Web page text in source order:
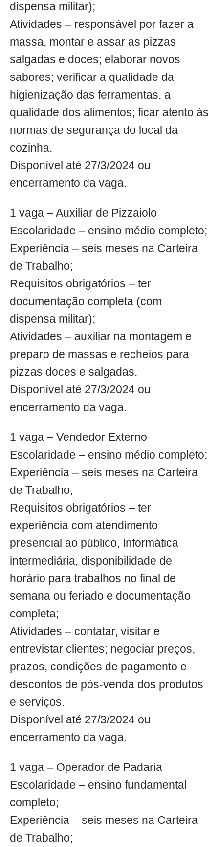
dispensa militar);
Atividades – responsável por fazer a
massa, montar e assar as pizzas
salgadas e doces; elaborar novos
sabores; verificar a qualidade da
higienização das ferramentas, a
qualidade dos alimentos; ficar atento às
normas de segurança do local da
cozinha.
Disponível até 27/3/2024 ou
encerramento da vaga.
1 vaga – Auxiliar de Pizzaiolo
Escolaridade – ensino médio completo;
Experiência – seis meses na Carteira
de Trabalho;
Requisitos obrigatórios – ter
documentação completa (com
dispensa militar);
Atividades – auxiliar na montagem e
preparo de massas e recheios para
pizzas doces e salgadas.
Disponível até 27/3/2024 ou
encerramento da vaga.
1 vaga – Vendedor Externo
Escolaridade – ensino médio completo;
Experiência – seis meses na Carteira
de Trabalho;
Requisitos obrigatórios – ter
experiência com atendimento
presencial ao público, Informática
intermediária, disponibilidade de
horário para trabalhos no final de
semana ou feriado e documentação
completa;
Atividades – contatar, visitar e
entrevistar clientes; negociar preços,
prazos, condições de pagamento e
descontos de pós-venda dos produtos
e serviços.
Disponível até 27/3/2024 ou
encerramento da vaga.
1 vaga – Operador de Padaria
Escolaridade – ensino fundamental
completo;
Experiência – seis meses na Carteira
de Trabalho;